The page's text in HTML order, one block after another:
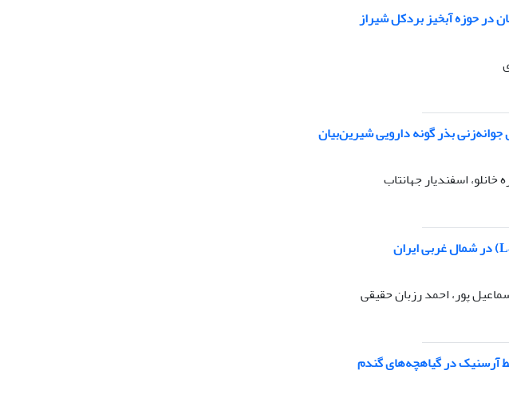
در حوزه آبخیز بردکل شیراز
بذر گونه دارویی شیرین‌بیان
اسفندیار جهانتاب
پور، احمد رزبان حقیقی
آرسنیک در گیاهچه‌های گندم